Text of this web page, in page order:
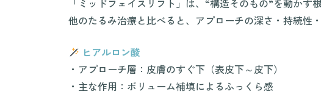
「ミッドフェイスリフト」は、“構造そのもの”を動かす
他のたるみ治療と比べると、アプローチの深さ・持続性
ヒアルロン酸
・アプローチ層：皮膚のすぐ下（表皮下～皮下）
・主な作用：ボリューム補填によるふっくら感